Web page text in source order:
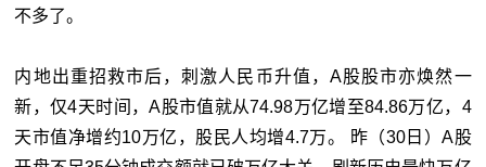
不多了。
内地出重招救市后，刺激人民币升值，A股股市亦焕然一
新，仅4天时间，A股市值就从74.98万亿增至84.86万亿，4
天市值净增约10万亿，股民人均增4.7万。 昨（30日）A股